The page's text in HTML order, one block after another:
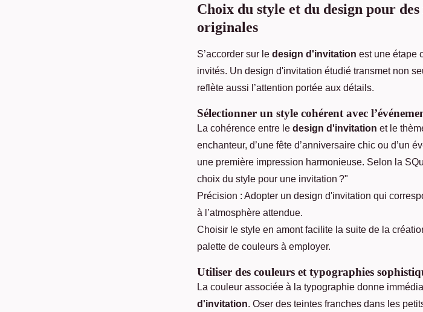
Choix du style et du design pour
originales
S’accorder sur le design d'invitation est une étape
invités. Un design d'invitation étudié transmet non
reflète aussi l’attention portée aux détails.
Sélectionner un style cohérent avec
La cohérence entre le design d'invitation et le
enchanteur, d’une fête d’anniversaire chic ou d’un
une première impression harmonieuse. Selon la
choix du style pour une invitation ?"
Précision : Adopter un design d'invitation qui
à l’atmosphère attendue.
Choisir le style en amont facilite la suite de la
palette de couleurs à employer.
Utiliser des couleurs et typographies
La couleur associée à la typographie donne
d'invitation. Oser des teintes franches dans les